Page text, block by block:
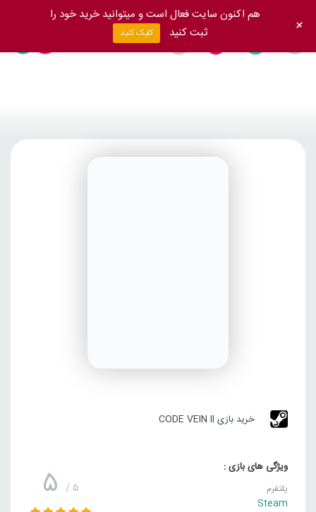
خرید بازی CODE VEIN II
ویژگی های بازی :
پلتفرم
Steam
5 / 5
هم اکنون سایت فعال است و میتوانید خرید خود را
ثبت کنید
کلیک کنید +